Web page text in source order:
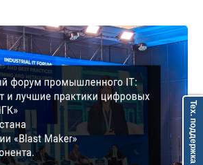
Тех. поддержка